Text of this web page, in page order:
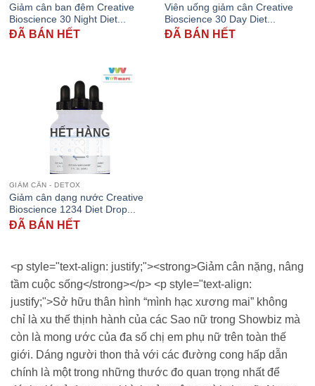
Giảm cân ban đêm Creative
Bioscience 30 Night Diet...
ĐÃ BÁN HẾT
Viên uống giảm cân Creative
Bioscience 30 Day Diet...
ĐÃ BÁN HẾT
HẾT HÀNG
GIẢM CÂN - DETOX
Giảm cân dạng nước Creative
Bioscience 1234 Diet Drop...
ĐÃ BÁN HẾT
<p style="text-align: justify;"><strong>Giảm cân nặng, nâng
tầm cuộc sống</strong></p> <p style="text-align:
justify;">Sở hữu thân hình “mình hạc xương mai” không
chỉ là xu thế thịnh hành của các Sao nữ trong Showbiz mà
còn là mong ước của đa số chị em phụ nữ trên toàn thế
giới. Dáng người thon thả với các đường cong hấp dẫn
chính là một trong những thước đo quan trọng nhất để